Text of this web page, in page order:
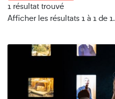
1 résultat trouvé
Afficher les résultats 1 à 1 de 1.